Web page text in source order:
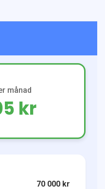
månad
kr
70 000 kr